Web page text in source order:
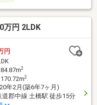
万円 2LDK
円
2
2
年2月(築6年7ヶ月)
道郡中線 土橋駅 徒歩15分